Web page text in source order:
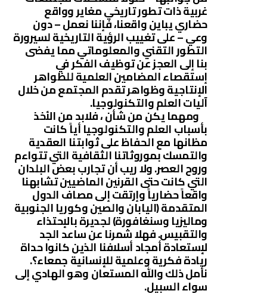
غربية ذات تطور تاريخي مغاير وواقع
حضاري يباين واقعنا، فإننا نعمل – دون
وعي – على تغييب الرؤية التاريخية لسيرورة
التطور التقني والمعلوماتي مما يفضى
بنا إلى العجز عن توظيف الفكر في
إستقصاء المضامين العلمية للظواهر
الإنتاجية وظواهر تقدم المجتمع من خلال
آليات العلم والتكنولوجيا.
ومهما يكن من شأن ، فلابد من الأخذ
بأسباب العلم والتكنولوجيا أياً كانت
مظانها مع الحفاظ على ثوابتنا العقدية
والتمسك بموروثاتنا الثقافية التي تتواءم
وروح العصر. ولا ريب أن تجارب بعض البلدان
التي كانت حتى القرنين الماضيين تشابهنا
واقعاً حضارياً وإرتقت إلى مصاف الدول
المتقدمة (اليابان والصين وكوريا الجنوبية
وماليزيا وسنغافورة) لجديرة بالإحتذاء
والتقبيس. فهلا شمرنا عن ساعد الجد
لإستعادة أمجاد أسلافنا الذين كانوا حداة
ريادة فكرية وعلمية للإنسانية جمعاء؟.
نأمل ذلك والله المستعان وهو الهادي إلى
سواء السبيل.